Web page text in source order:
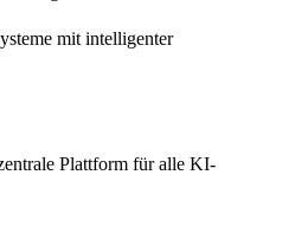
mit intelligenter
Plattform für alle KI-